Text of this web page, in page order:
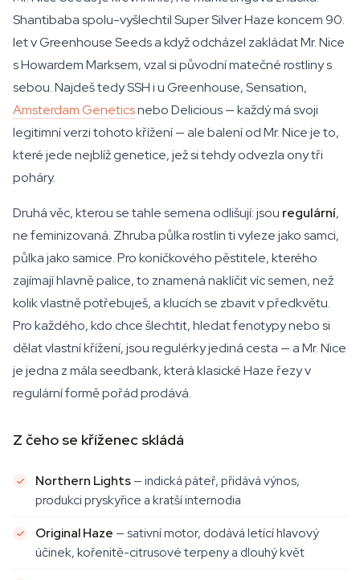
Shantibaba spolu-vyšlechtil Super Silver Haze koncem 90.
let v Greenhouse Seeds a když odcházel zakládat Mr. Nice
s Howardem Marksem, vzal si původní matečné rostliny s
sebou. Najdeš tedy SSH i u Greenhouse, Sensation,
Amsterdam Geneticsnebo Delicious — každý má svoji
legitimní verzi tohoto křížení — ale balení od Mr. Nice je to,
které jede nejblíž genetice, jež si tehdy odvezla ony tři
poháry.
Druhá věc, kterou se tahle semena odlišují: jsou regulární,
ne feminizovaná. Zhruba půlka rostlin ti vyleze jako samci,
půlka jako samice. Pro koníčkového pěstitele, kterého
zajímají hlavně palice, to znamená naklíčit víc semen, než
kolik vlastně potřebuješ, a klucích se zbavit v předkvětu.
Pro každého, kdo chce šlechtit, hledat fenotypy nebo si
dělat vlastní křížení, jsou regulérky jediná cesta — a Mr. Nice
je jedna z mála seedbank, která klasické Haze řezy v
regulární formě pořád prodává.
Z čeho se kříženec skládá
Northern Lights— indická páteř, přidává výnos,
produkci pryskyřice a kratší internodia
Original Haze — sativní motor, dodává letící hlavový
účinek, kořenitě-citrusové terpeny a dlouhý květ